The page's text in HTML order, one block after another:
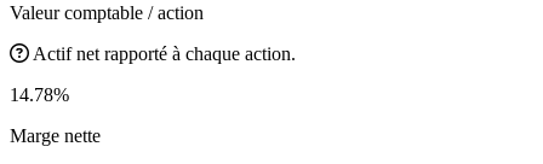
Valeur comptable / action
Actif net rapporté à chaque action.
14.78%
Marge nette